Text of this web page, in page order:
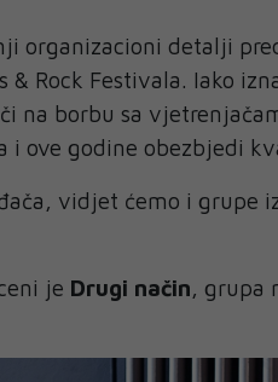
organizacioni detalji
& Rock Festivala. Iako
na borbu sa
i ove godine obezbjedi
vidjet ćemo i grupe
je Drugi način, grupa